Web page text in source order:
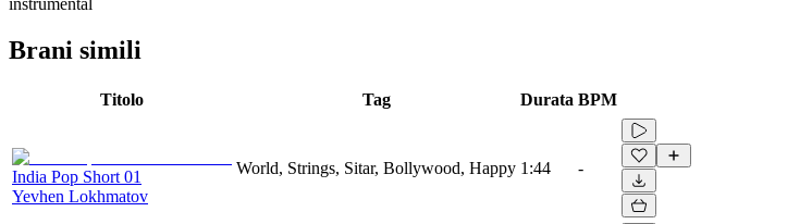
Brani simili
Titolo Tag Durata BPM
India Pop Short 01
Yevhen Lokhmatov
World, Strings, Sitar, Bollywood, Happy 1:44 -